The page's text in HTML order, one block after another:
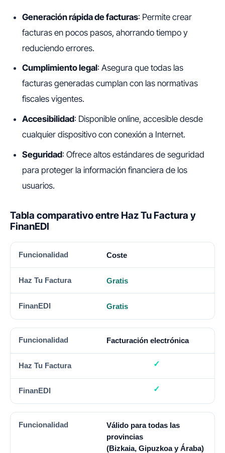
Generación rápida de facturas: Permite crear
facturas en pocos pasos, ahorrando tiempo y
reduciendo errores.
Cumplimiento legal: Asegura que todas las
facturas generadas cumplan con las normativas
fiscales vigentes.
Accesibilidad: Disponible online, accesible desde
cualquier dispositivo con conexión a Internet.
Seguridad: Ofrece altos estándares de seguridad
para proteger la información financiera de los
usuarios.
Tabla comparativo entre Haz Tu Factura y
FinanEDI
FUNCIONALIDAD HAZ TU FACTURA
Coste
Gratis
Gratis
Facturación electrónica
Válido para todas las
provincias
(Bizkaia, Gipuzkoa y Áraba)